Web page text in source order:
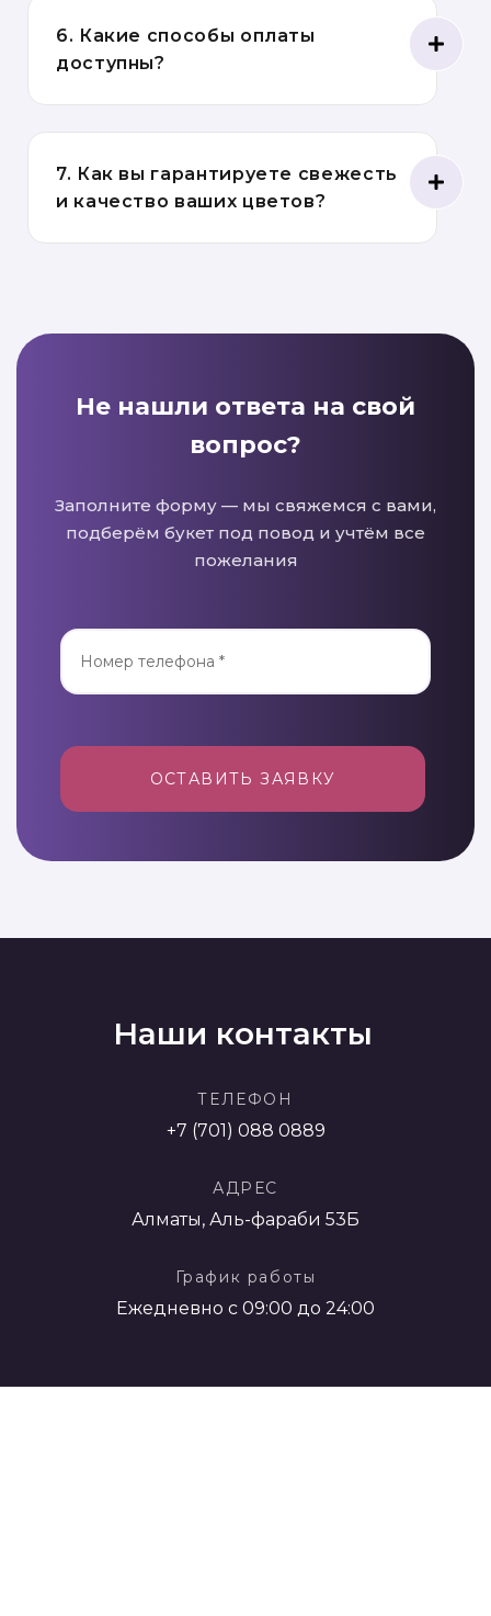
6. Какие способы оплаты
доступны?
7. Как вы гарантируете свежесть
и качество ваших цветов?
Не нашли ответа на свой
вопрос?
Заполните форму — мы свяжемся с вами,
подберём букет под повод и учтём все
пожелания
ОСТАВИТЬ ЗАЯВКУ
Наши контакты
ТЕЛЕФОН
+7 (701) 088 0889
АДРЕС
Алматы, Аль-фараби 53Б
График работы
Ежедневно с 09:00 до 24:00